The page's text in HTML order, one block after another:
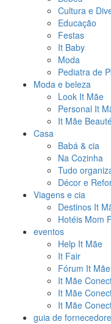
Cultura e
Educação
Festas
It Baby
Moda
Pediatra de
Moda e beleza
Look It Mãe
Personal It
It Mãe
Casa
Babá & cia
Na Cozinha
Tudo
Décor e
Viagens e cia
Destinos It
Hotéis Mom
eventos
Help It Mãe
It Fair
Fórum It
It Mãe
It Mãe
It Mãe
guia de